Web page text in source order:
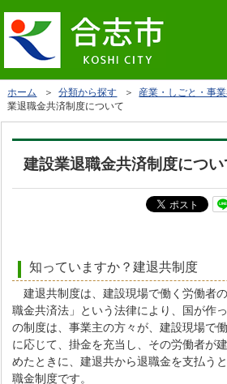
ホーム ＞分類から探す ＞ 産業・しごと・事
業退職金共済制度について
建設業退職金共済制度につい
知っていますか？建退共制度
建退共制度は、建設現場で働く労働者
職金共済法」という法律により、国が作
の制度は、事業主の方々が、建設現場で
に応じて、掛金を充当し、その労働者が
めたときに、建退共から退職金を支払う
職金制度です。